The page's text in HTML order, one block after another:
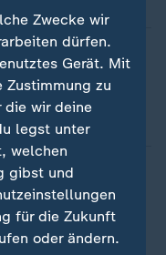
ins DFB-
im Pokal
- das war einmal
Zwecke wir
dürfen.
Gerät. Mit
zu
die wir deine
legst unter
welchen
gibst und
für die Zukunft
oder ändern.